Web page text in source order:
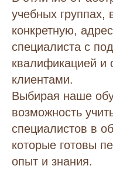
учебных группах,
конкретную,
специалиста с
квалификацией и
клиентами.
Выбирая наше
возможность
специалистов в
которые готовы
опыт и знания.